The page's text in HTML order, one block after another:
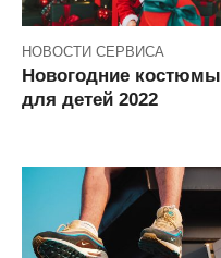
НОВОСТИ СЕРВИСА
Новогодние костюмы
для детей 2022